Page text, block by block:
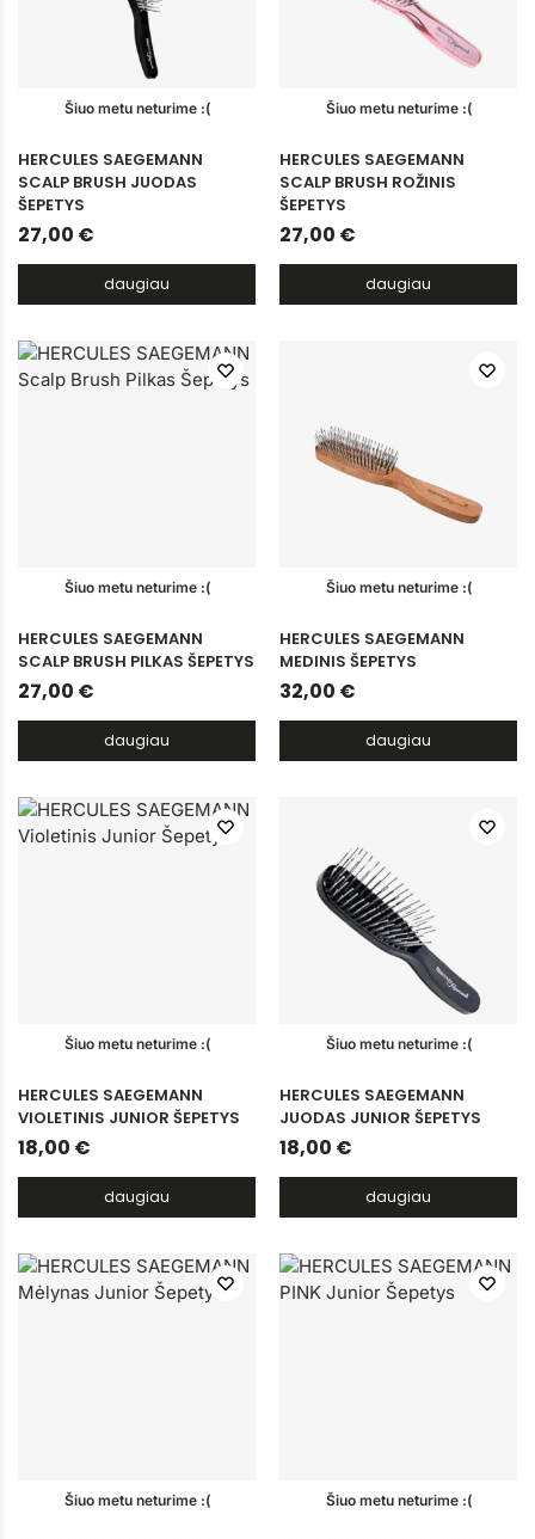
Šiuo metu neturime :(
HERCULES SAEGEMANN
SCALP BRUSH JUODAS
ŠEPETYS
27,00 €
daugiau
Šiuo metu neturime :(
HERCULES SAEGEMANN
SCALP BRUSH ROŽINIS
ŠEPETYS
27,00 €
daugiau
Šiuo metu neturime :(
HERCULES SAEGEMANN
SCALP BRUSH PILKAS ŠEPETYS
27,00 €
daugiau
Šiuo metu neturime :(
HERCULES SAEGEMANN
MEDINIS ŠEPETYS
32,00 €
daugiau
Šiuo metu neturime :(
HERCULES SAEGEMANN
VIOLETINIS JUNIOR ŠEPETYS
18,00 €
daugiau
Šiuo metu neturime :(
HERCULES SAEGEMANN
JUODAS JUNIOR ŠEPETYS
18,00 €
daugiau
Šiuo metu neturime :( Šiuo metu neturime :(